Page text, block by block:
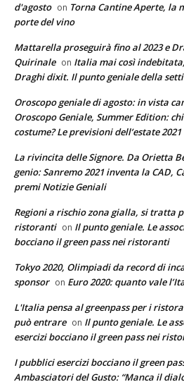
d'agosto on Torna Cantine Aperte, la
porte del vino
Mattarella proseguirà fino al 2023 e
Quirinale on Italia mai così
Draghi dixit. Il punto geniale della
Oroscopo geniale di agosto: in vista
Oroscopo Geniale, Summer Edition:
costume? Le previsioni dell’estate 2021
La rivincita delle Signore. Da Orietta
genio: Sanremo 2021 inventa la CAD,
premi Notizie Geniali
Regioni a rischio zona gialla, si tratta
ristoranti on Il punto geniale. Le
bocciano il green pass nei ristoranti
Tokyo 2020, Olimpiadi da record di
sponsor on Euro 2020: quanto vale
L'Italia pensa al greenpass per i
può entrare on Il punto geniale. Le
esercizi bocciano il green pass nei
I pubblici esercizi bocciano il green
Ambasciatori del Gusto: “Manca il